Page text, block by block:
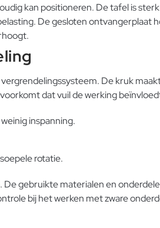
kan positioneren. De tafel is
De gesloten
De kruk
dat vuil de werking
inspanning.
rotatie.
gebruikte materialen en
bij het werken met zware